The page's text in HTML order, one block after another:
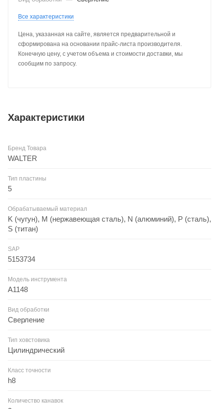
Все характеристики
Цена, указанная на сайте, является предварительной и
сформирована на основании прайс-листа производителя.
Конечную цену, с учетом объема и стоимости доставки, мы
сообщим по запросу.
Характеристики
Бренд Товара
WALTER
Тип пластины
5
Обрабатываемый материал
K (чугун), M (нержавеющая сталь), N (алюминий), P (сталь),
S (титан)
SAP
5153734
Модель инструмента
A1148
Вид обработки
Сверление
Тип ховстовика
Цилиндрический
Класс точности
h8
Количество канавок